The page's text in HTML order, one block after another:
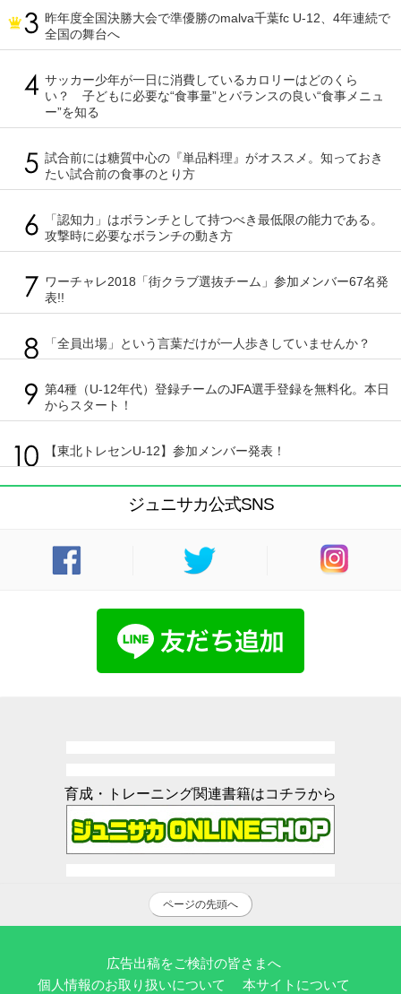
昨年度全国決勝大会で準優勝のmalva千葉fc U-12、4年連続で
全国の舞台へ
サッカー少年が一日に消費しているカロリーはどのくら
い？ 子どもに必要な“食事量”とバランスの良い“食事メニュ
ー”を知る
試合前には糖質中心の『単品料理』がオススメ。知っておき
たい試合前の食事のとり方
「認知力」はボランチとして持つべき最低限の能力である。
攻撃時に必要なボランチの動き方
ワーチャレ2018「街クラブ選抜チーム」参加メンバー67名発
表!!
「全員出場」という言葉だけが一人歩きしていませんか？
第4種（U-12年代）登録チームのJFA選手登録を無料化。本日
からスタート！
【東北トレセンU-12】参加メンバー発表！
ジュニサカ公式SNS
育成・トレーニング関連書籍はコチラから
ページの先頭へ
広告出稿をご検討の皆さまへ
個人情報のお取り扱いについて
本サイトについて